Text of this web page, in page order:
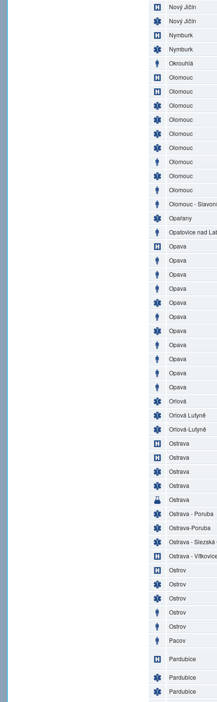
Nový Jičín
Nový Jičín
Nymburk
Nymburk
Okrouhlá
Olomouc
Olomouc
Olomouc
Olomouc
Olomouc
Olomouc
Olomouc
Olomouc
Olomouc
Olomouc -
Opařany
Opatovice nad
Opava
Opava
Opava
Opava
Opava
Opava
Opava
Opava
Opava
Opava
Opava
Orlová
Orlová Lutyně
Orlová-Lutyně
Ostrava
Ostrava
Ostrava
Ostrava
Ostrava
Ostrava - Poruba
Ostrava-Poruba
Ostrava - Slezská
Ostrava -
Ostrov
Ostrov
Ostrov
Ostrov
Ostrov
Pacov
Pardubice
Pardubice
Pardubice